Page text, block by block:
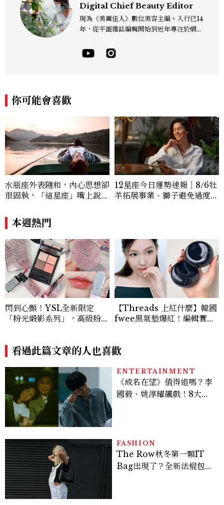
Digital Chief Beauty Editor
現為《美麗佳人》數位美容主編。入行已14
年，從平面雜誌編輯開始到近年專注於網路
耕彩妝、保養、香氛、頭髮...等與美有關的
面向。擅長以細膩敏銳的觀察力，深入報導
你可能會喜歡
水瓶座外表隨和，內心思想卻
很固執，「這星座」嘴上說都
選！12星座最難被改變的一
面
12星座今日運勢速報｜8/6牡
羊拓展事業、獅子避免過度借
本週熱門
閃到心顫！YSL全新限定
「粉光緞影系列」，高級粉緞
間限定七夕愛心禮盒滿額享，
已經開賣手刀搶！
【Threads 上紅什麼】韓國
fwee黑氣墊爆紅！編輯實
看過此篇文章的人也喜歡
ENTERTAINMENT
《成名在望》值得追嗎？李
國毅、姚淳耀飆戲！8大看
FASHION
The Row秋冬第一顆IT
Bag出現了？全新法棍包